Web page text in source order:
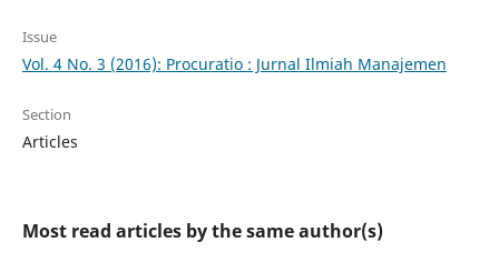
Issue
Vol. 4 No. 3 (2016): Procuratio : Jurnal Ilmiah Manajemen
Section
Articles
Most read articles by the same author(s)